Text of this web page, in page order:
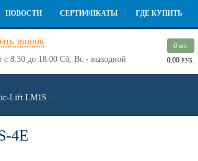
НОВОСТИ СЕРТИФИКАТЫ ГДЕ КУПИТЬ
звонок
8:30 до 18:00 Сб, Вс - выходной
0шт.
0.00 РУБ.
Lift LM1S /
4E